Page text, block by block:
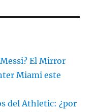
El Mirror
Miami este
del Athletic: ¿por